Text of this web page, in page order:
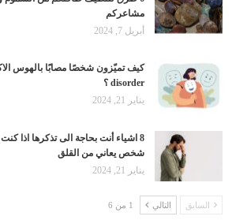
مشاعركم
أبريل 7, 2024
disorder ؟
يناير 21, 2024
8 اشياء أنت بحاجة الى تذكرها اذا
شخص يعاني من القلق
يناير 21, 2024
السابق التالي 1 من 6